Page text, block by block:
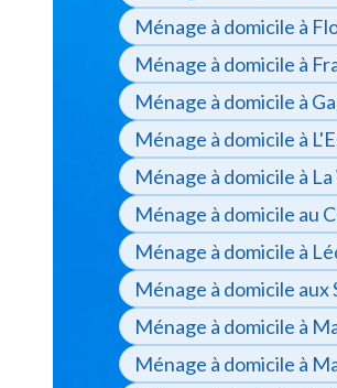
Ménage à domicile à
Ménage à domicile à
Ménage à domicile à
Ménage à domicile à
Ménage à domicile à
Ménage à domicile au
Ménage à domicile à
Ménage à domicile aux
Ménage à domicile à
Ménage à domicile à